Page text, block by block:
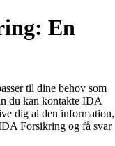
En
til dine behov som
du kan kontakte IDA
dig al den information,
Forsikring og få svar